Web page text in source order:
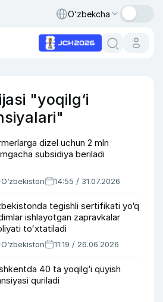
O‘zbekcha
"yoqilg‘i
dizel uchun 2 mln
subsidiya beriladi
O‘zbekiston 14:55 / 31.07.2026
tegishli sertifikati yo‘q
ishlayotgan zapravkalar
toʻxtatiladi
O‘zbekiston 11:19 / 26.06.2026
40 ta yoqilg‘i quyish
quriladi